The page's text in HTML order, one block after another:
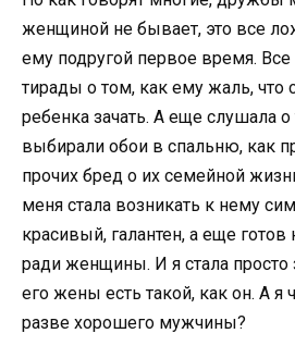
женщиной не бывает, это все
ему подругой первое время.
тирады о том, как ему жаль, что
ребенка зачать. А еще слушала
выбирали обои в спальню, как
прочих бред о их семейной
меня стала возникать к нему
красивый, галантен, а еще
ради женщины. И я стала просто
его жены есть такой, как он. А я
разве хорошего мужчины?